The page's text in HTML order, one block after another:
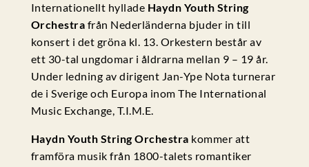
Internationellt hyllade Haydn Youth String
Orchestra från Nederländerna bjuder in till
konsert i det gröna kl. 13. Orkestern består av
ett 30-tal ungdomar i åldrarna mellan 9 – 19 år.
Under ledning av dirigent Jan-Ype Nota turnerar
de i Sverige och Europa inom The International
Music Exchange, T.I.M.E.
Haydn Youth String Orchestra kommer att
framföra musik från 1800-talets romantiker